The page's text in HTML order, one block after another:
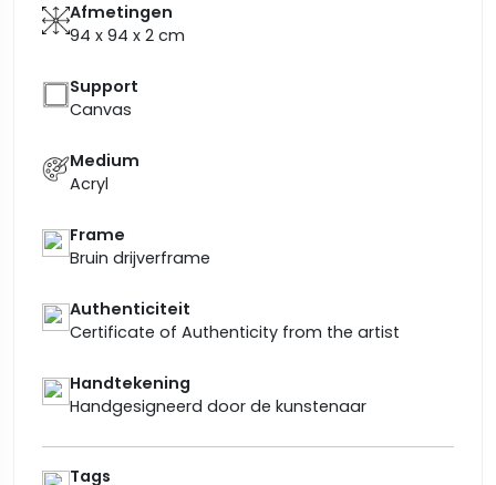
Afmetingen
94 x 94 x 2 cm
Support
Canvas
Medium
Acryl
Frame
Bruin drijverframe
Authenticiteit
Certificate of Authenticity from the artist
Handtekening
Handgesigneerd door de kunstenaar
Tags